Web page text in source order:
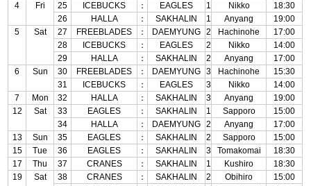
4
Fri 25 ICEBUCKS ： EAGLES 1 Nikko
18:30
26
HALLA ： SAKHALIN 1 Anyang
19:00
5
Sat 27 FREEBLADES ： DAEMYUNG 2 Hachinohe
17:00
28
ICEBUCKS ： EAGLES 2 Nikko
14:00
29
HALLA ： SAKHALIN 2 Anyang
17:00
6
Sun 30 FREEBLADES ： DAEMYUNG 3 Hachinohe
15:30
31
ICEBUCKS ： EAGLES 3 Nikko
14:00
7
Mon 32 HALLA ： SAKHALIN 3 Anyang
19:00
12
Sat 33 EAGLES ： SAKHALIN 1 Sapporo
15:00
34
HALLA ： DAEMYUNG 2 Anyang
17:00
13
Sun 35 EAGLES ： SAKHALIN 2 Sapporo
15:00
15
Tue 36 EAGLES ： SAKHALIN 3 Tomakomai
18:30
17
Thu 37 CRANES ： SAKHALIN 1 Kushiro
18:30
19
Sat 38 CRANES ： SAKHALIN 2 Obihiro
15:00